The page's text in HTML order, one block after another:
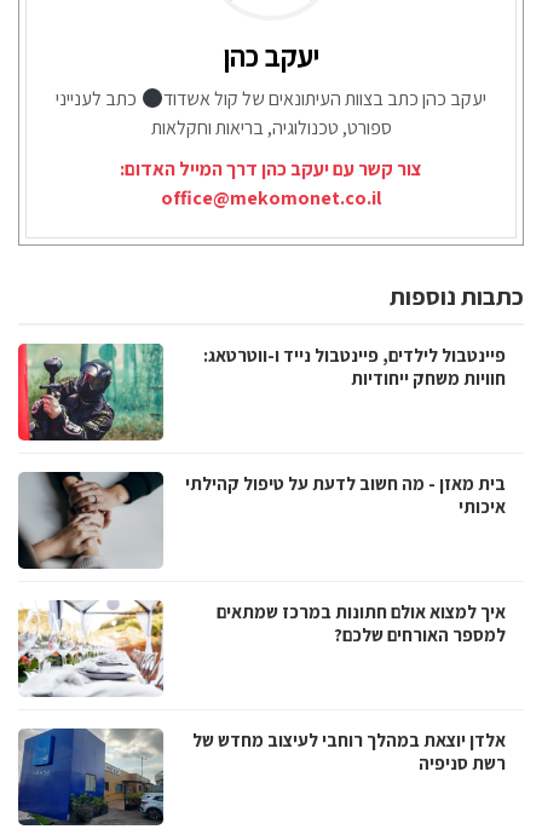
יעקב כהן
יעקב כהן כתב בצוות העיתונאים של קול אשדוד
כתב לענייני
ספורט, טכנולוגיה, בריאות וחקלאות
צור קשר עם יעקב כהן דרך המייל האדום:
office@mekomonet.co.il
כתבות נוספות
פיינטבול לילדים, פיינטבול נייד ו-ווטרטאג:
חוויות משחק ייחודיות
בית מאזן - מה חשוב לדעת על טיפול קהילתי
איכותי
איך למצוא אולם חתונות במרכז שמתאים
למספר האורחים שלכם?
אלדן יוצאת במהלך רוחבי לעיצוב מחדש של
רשת סניפיה